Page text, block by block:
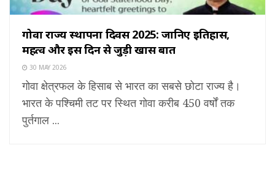
गोवा राज्य स्थापना दिवस 2025: जानिए इतिहास,
महत्व और इस दिन से जुड़ी खास बातें
30 MAY 2026
गोवा क्षेत्रफल के हिसाब से भारत का सबसे छोटा राज्य है।
भारत के पश्चिमी तट पर स्थित गोवा करीब 450 वर्षों तक
पुर्तगाल ...